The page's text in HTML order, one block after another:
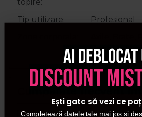
topire
Tip utilizare
Profesional
Zona
Ai deblocat
discount
Ești gata să vezi ce
Completează datele tale mai jos și